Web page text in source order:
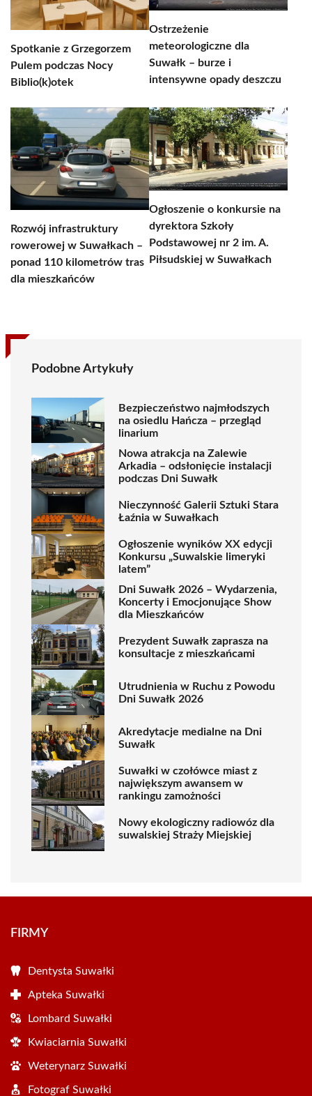
Spotkanie z Grzegorzem
Pulem podczas Nocy
Biblio(k)otek
Ostrzeżenie
meteorologiczne dla
Suwałk – burze i
intensywne opady deszczu
Rozwój infrastruktury
rowerowej w Suwałkach –
ponad 110 kilometrów tras
dla mieszkańców
Ogłoszenie o konkursie na
dyrektora Szkoły
Podstawowej nr 2 im. A.
Piłsudskiej w Suwałkach
Podobne Artykuły
Bezpieczeństwo najmłodszych
na osiedlu Hańcza – przegląd
linarium
Nowa atrakcja na Zalewie
Arkadia – odsłonięcie instalacji
podczas Dni Suwałk
Nieczynność Galerii Sztuki Stara
Łaźnia w Suwałkach
Ogłoszenie wyników XX edycji
Konkursu „Suwalskie limeryki
latem”
Dni Suwałk 2026 – Wydarzenia,
Koncerty i Emocjonujące Show
dla Mieszkańców
Prezydent Suwałk zaprasza na
konsultacje z mieszkańcami
Utrudnienia w Ruchu z Powodu
Dni Suwałk 2026
Akredytacje medialne na Dni
Suwałk
Suwałki w czołówce miast z
największym awansem w
rankingu zamożności
Nowy ekologiczny radiowóz dla
suwalskiej Straży Miejskiej
FIRMY
Dentysta Suwałki
Apteka Suwałki
Lombard Suwałki
Kwiaciarnia Suwałki
Weterynarz Suwałki
Fotograf Suwałki